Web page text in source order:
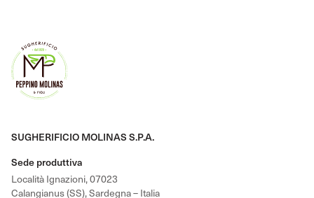
SUGHERIFICIO MOLINAS S.P.A.
Sede produttiva
Località Ignazioni, 07023
Calangianus (SS), Sardegna – Italia